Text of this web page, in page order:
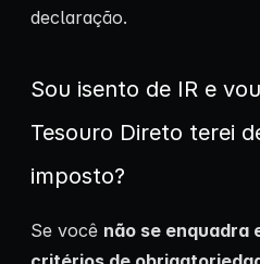
declaração.
Sou isento de IR e
Tesouro Direto terei
imposto?
Se você não se enquadra